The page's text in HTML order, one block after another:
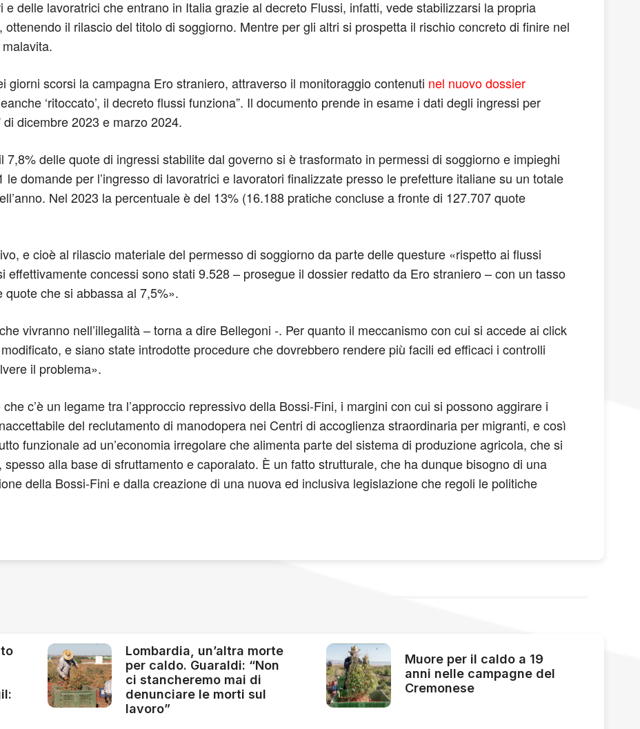
delle lavoratrici che entrano in Italia grazie al decreto Flussi, infatti, vede stabilizzarsi la propria
il rilascio del titolo di soggiorno. Mentre per gli altri si prospetta il rischio concreto di finire nel
giorni scorsi la campagna Ero straniero, attraverso il monitoraggio contenuti nel nuovo dossier
‘ritoccato’, il decreto flussi funziona”. Il documento prende in esame i dati degli ingressi per
dicembre 2023 e marzo 2024.
7,8% delle quote di ingressi stabilite dal governo si è trasformato in permessi di soggiorno e impieghi
domande per l’ingresso di lavoratrici e lavoratori finalizzate presso le prefetture italiane su un totale
Nel 2023 la percentuale è del 13% (16.188 pratiche concluse a fronte di 127.707 quote
e cioè al rilascio materiale del permesso di soggiorno da parte delle questure «rispetto ai flussi
effettivamente concessi sono stati 9.528 – prosegue il dossier redatto da Ero straniero – con un tasso
che si abbassa al 7,5%».
vivranno nell’illegalità – torna a dire Bellegoni -. Per quanto il meccanismo con cui si accede ai click
e siano state introdotte procedure che dovrebbero rendere più facili ed efficaci i controlli
il problema».
c’è un legame tra l’approccio repressivo della Bossi-Fini, i margini con cui si possono aggirare i
del reclutamento di manodopera nei Centri di accoglienza straordinaria per migranti, e così
funzionale ad un’economia irregolare che alimenta parte del sistema di produzione agricola, che si
alla base di sfruttamento e caporalato. È un fatto strutturale, che ha dunque bisogno di una
della Bossi-Fini e dalla creazione di una nuova ed inclusiva legislazione che regoli le politiche
Lombardia, un’altra morte
per caldo. Guaraldi: “Non
ci stancheremo mai di
denunciare le morti sul
lavoro”
Muore per il caldo a 19
anni nelle campagne del
Cremonese